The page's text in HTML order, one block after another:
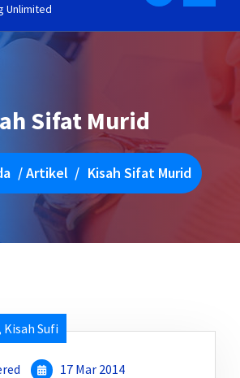
Unlimited
Sifat Murid
/Artikel / Kisah Sifat Murid
Kisah Sufi
17 Mar 2014